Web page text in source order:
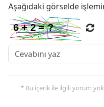
Aşağıdaki görselde
* Bu içerik ile ilgili yorum